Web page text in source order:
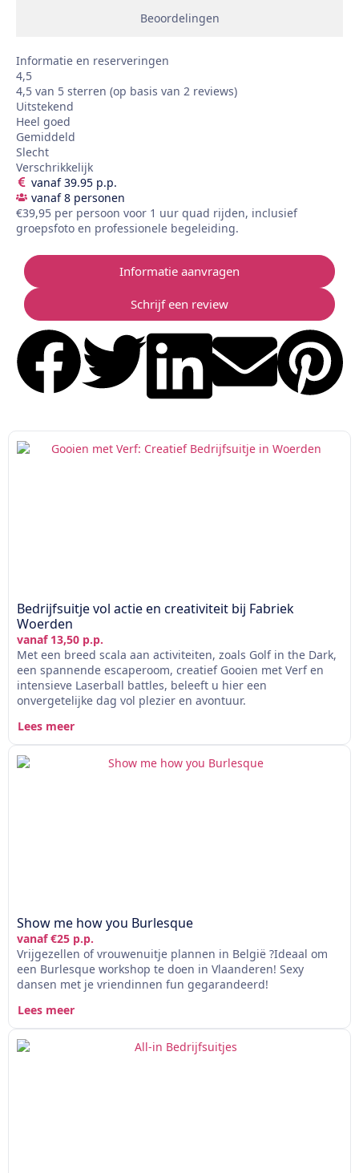
Beoordelingen
Informatie en reserveringen
4,5
4,5 van 5 sterren (op basis van 2 reviews)
Uitstekend
Heel goed
Gemiddeld
Slecht
Verschrikkelijk
vanaf 39.95 p.p.
vanaf 8 personen
€39,95 per persoon voor 1 uur quad rijden, inclusief
groepsfoto en professionele begeleiding.
Informatie aanvragen
Schrijf een review
Bedrijfsuitje vol actie en creativiteit bij Fabriek
Woerden
vanaf 13,50 p.p.
Met een breed scala aan activiteiten, zoals Golf in the Dark,
een spannende escaperoom, creatief Gooien met Verf en
intensieve Laserball battles, beleeft u hier een
onvergetelijke dag vol plezier en avontuur.
Lees meer
Show me how you Burlesque
vanaf €25 p.p.
Vrijgezellen of vrouwenuitje plannen in België ?Ideaal om
een Burlesque workshop te doen in Vlaanderen! Sexy
dansen met je vriendinnen fun gegarandeerd!
Lees meer